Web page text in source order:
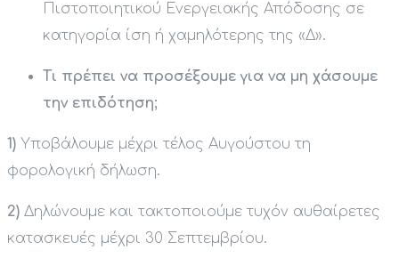
Πιστοποιητικού Ενεργειακής Απόδοσης σε
κατηγορία ίση ή χαμηλότερης της «Δ».
Τι πρέπει να προσέξουμε για να μη χάσουμε
την επιδότηση;
1) Υποβάλουμε μέχρι τέλος Αυγούστου τη
φορολογική δήλωση.
2) Δηλώνουμε και τακτοποιούμε τυχόν αυθαίρετες
κατασκευές μέχρι 30 Σεπτεμβρίου.